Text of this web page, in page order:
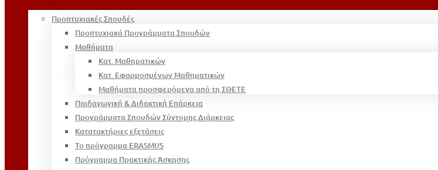
Προπτυχιακές Σπουδές
Προπτυχιακά Προγράμματα Σπουδών
Μαθήματα
Κατ. Μαθηματικών
Κατ. Εφαρμοσμένων Μαθηματικών
Μαθήματα προσφερόμενα από τη ΣΘΕΤΕ
Παιδαγωγική & Διδακτική Επάρκεια
Προγράμματα Σπουδών Σύντομης Διάρκειας
Κατατακτήριες εξετάσεις
Το πρόγραμμα ERASMUS
Πρόγραμμα Πρακτικής Άσκησης